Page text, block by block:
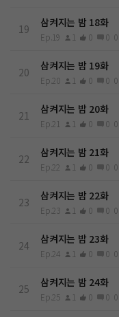
19 삼켜지는 밤 18화
Ep.19 1 0 0 0
20 삼켜지는 밤 19화
Ep.20 1 0 0 0
21 삼켜지는 밤 20화
Ep.21 1 0 0 0
22 삼켜지는 밤 21화
Ep.22 1 0 0 0
23 삼켜지는 밤 22화
Ep.23 1 0 0 0
24 삼켜지는 밤 23화
Ep.24 1 0 0 0
25 삼켜지는 밤 24화
Ep.25 1 0 0 0